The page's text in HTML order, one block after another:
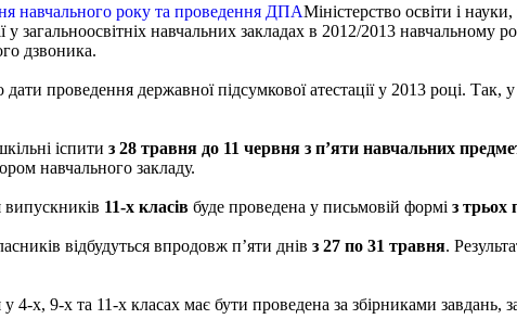
Міністерство освіти і
у загальноосвітніх навчальних закладах в 2012/2013
дзвоника.
проведення державної підсумкової атестації у 2013 році. Так, у
іспити з 28 травня до 11 червня з п’яти навчальних
навчального закладу.
випускників 11-х класів буде проведена у письмовій формі з трьох
відбудуться впродовж п’яти днів з 27 по 31 травня.
у 4-х, 9-х та 11-х класах має бути проведена за збірниками